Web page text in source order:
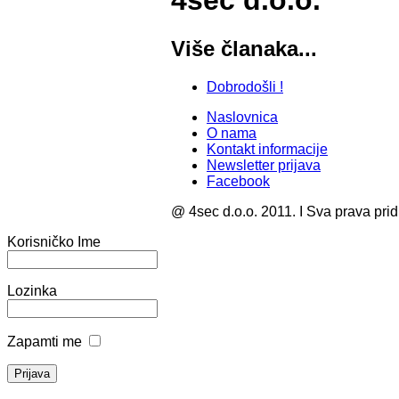
Više članaka...
Dobrodošli !
Naslovnica
O nama
Kontakt informacije
Newsletter prijava
Facebook
@ 4sec d.o.o. 2011. I Sva prava
Korisničko Ime
Lozinka
Zapamti me